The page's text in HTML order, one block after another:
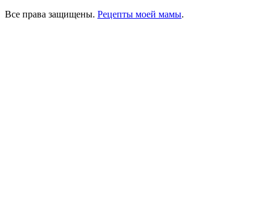
Все права защищены. Рецепты моей мамы.